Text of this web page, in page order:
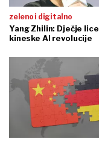
zeleno i digitalno
Yang Zhilin: Dječje lice
kineske AI revolucije